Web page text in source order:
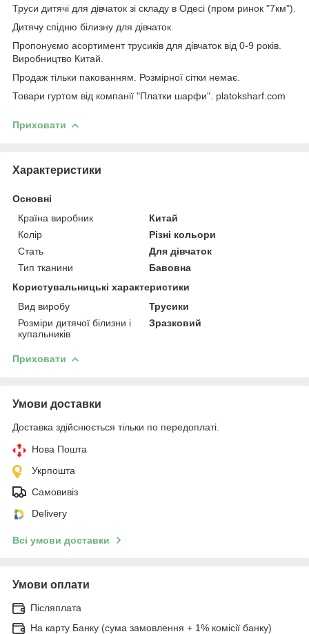
Труси дитячі для дівчаток зі складу в Одесі (пром ринок "7км").
Дитячу спідню білизну для дівчаток.
Пропонуємо асортимент трусиків для дівчаток від 0-9 років.
Виробництво Китай.
Продаж тільки пакованням. Розмірної сітки немає.
Товари гуртом від компанії "Платки шарфи". platoksharf.com
Приховати
Характеристики
Основні
Країна виробник
Китай
Колір
Різні кольори
Стать
Для дівчаток
Тип тканини
Бавовна
Користувальницькі характеристики
Вид виробу
Трусики
Розміри дитячої білизни і
купальників
Зразковий
Приховати
Умови доставки
Доставка здійснюється тільки по передоплаті.
Нова Пошта
Укрпошта
Самовивіз
Delivery
Всі умови доставки
Умови оплати
Післяплата
На карту Банку (сума замовлення + 1% комісії банку)